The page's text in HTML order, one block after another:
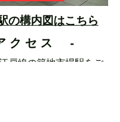
の​構内図はこちら
セス -
戸線の築地市場駅をご